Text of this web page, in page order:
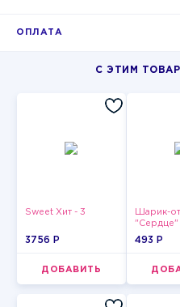
ОПЛАТА
С ЭТИМ
Sweet Хит - 3
3756 P
ДОБАВИТЬ
Шарик-
"Сердце"
2
493 P